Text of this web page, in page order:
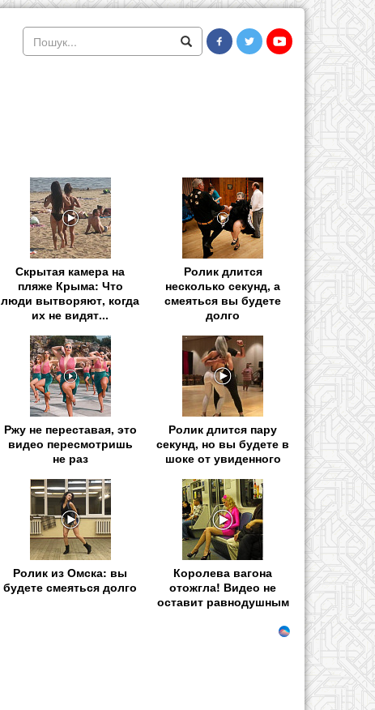
Скрытая камера на
пляже Крыма: Что
люди вытворяют, когда
их не видят...
Ролик длится
несколько секунд, а
смеяться вы будете
долго
Ржу не переставая, это
видео пересмотришь
не раз
Ролик длится пару
секунд, но вы будете в
шоке от увиденного
Ролик из Омска: вы
будете смеяться долго
Королева вагона
отожгла! Видео не
оставит равнодушным